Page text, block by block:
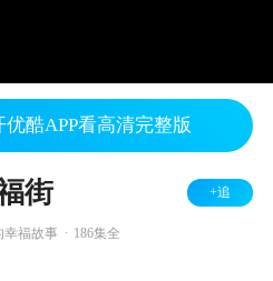
酷APP看高清完整版
街 +追
幸福故事 186集全